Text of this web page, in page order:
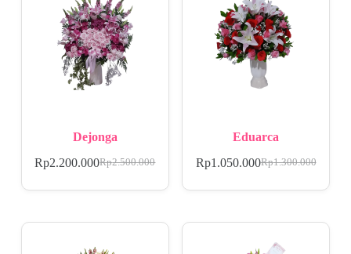
Dejonga
Rp2.500.000
Rp2.200.000
Eduarca
Rp1.300.000
Rp1.050.000